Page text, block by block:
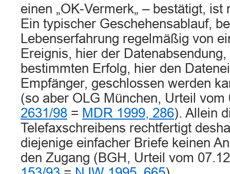
einen „OK-Vermerk„ – bestätigt, ist
Ein typischer Geschehensablauf,
Lebenserfahrung regelmäßig von
Ereignis, hier der
bestimmten Erfolg, hier den
Empfänger, geschlossen werden
(so aber OLG München, Urteil
2631/98 = MDR 1999, 286). Allein
Telefaxschreibens rechtfertigt
diejenige einfacher Briefe keinen
den Zugang (BGH, Urteil vom